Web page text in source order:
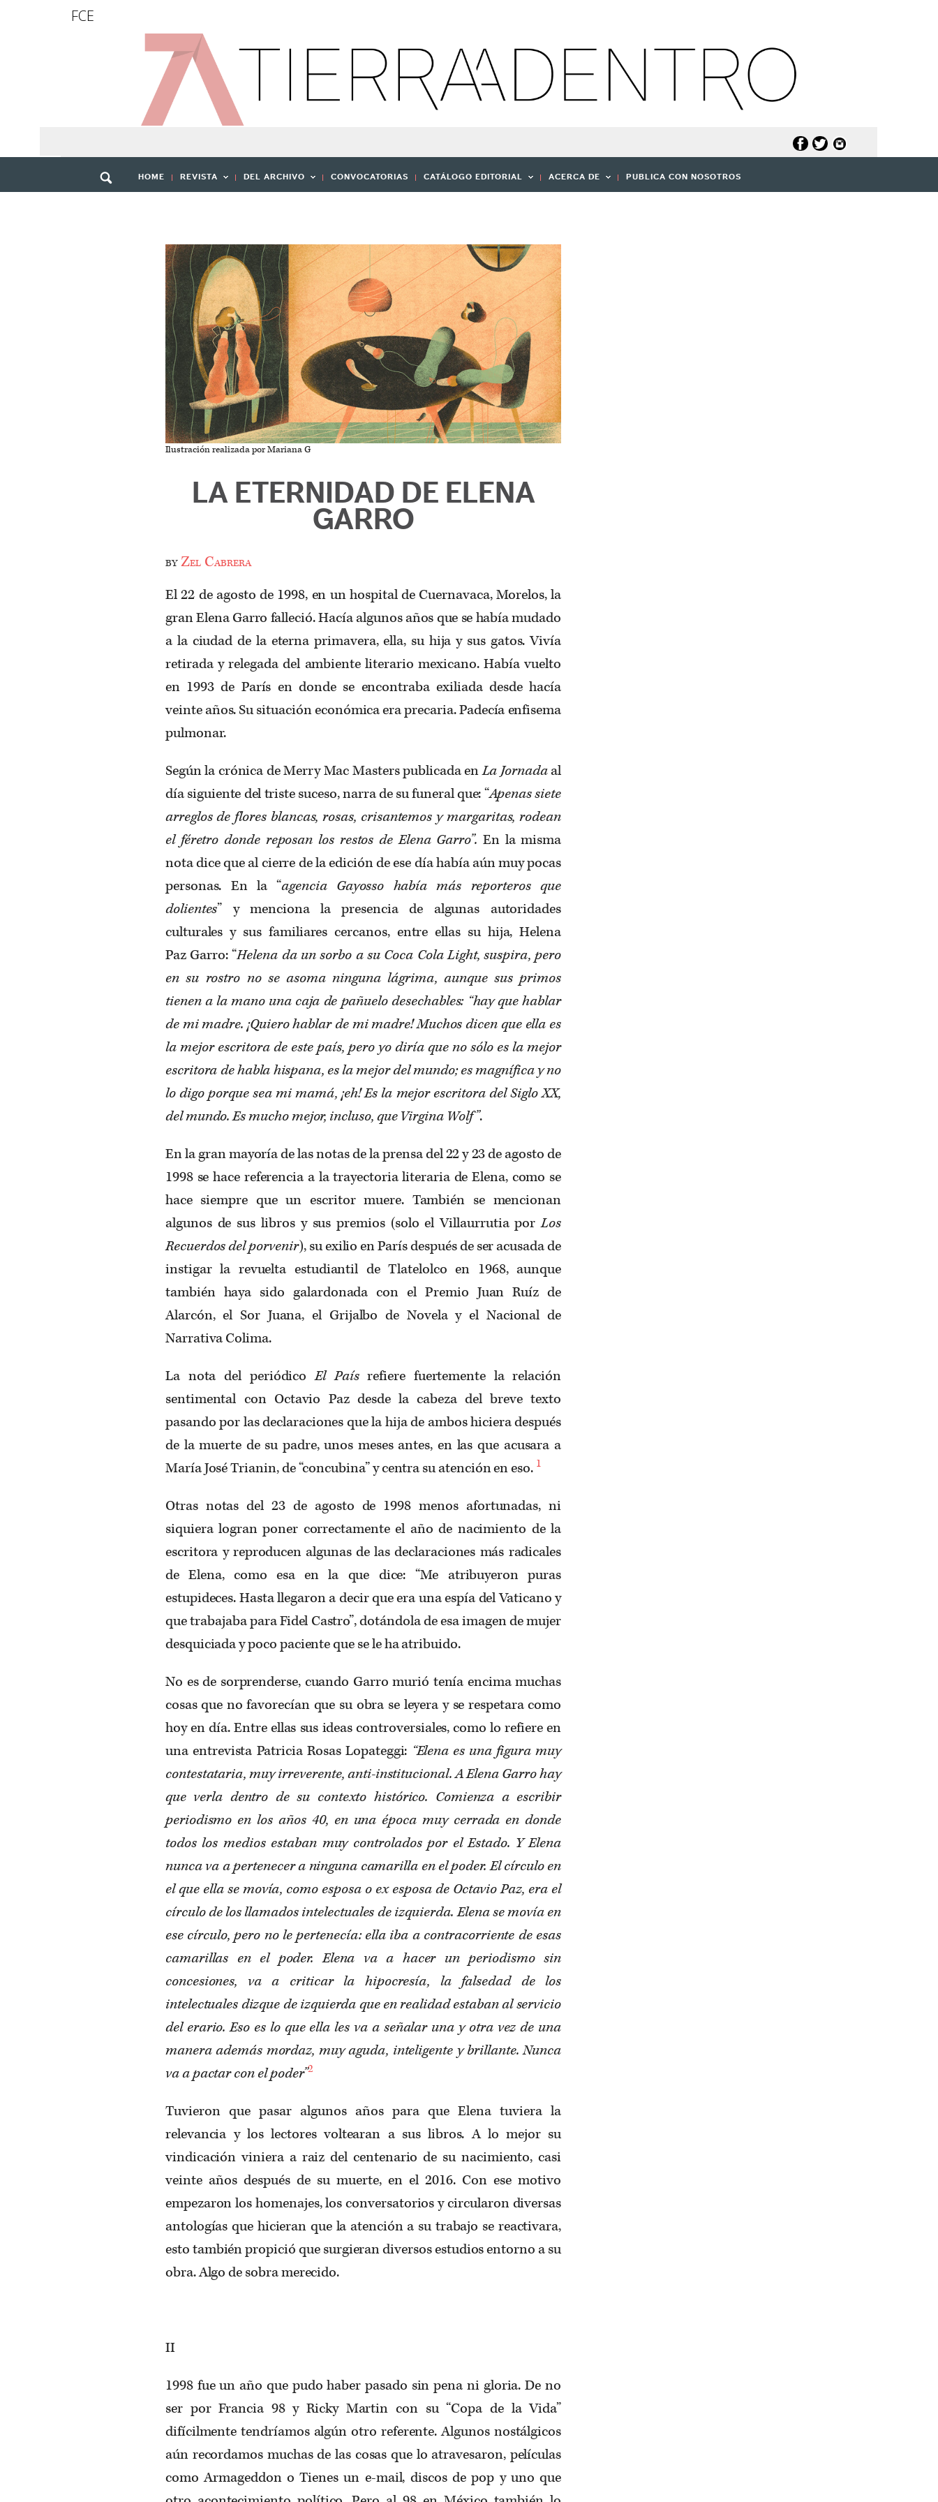
FCE
HOME REVISTA DEL ARCHIVO CONVOCATORIAS CATÁLOGO EDITORIAL ACERCA DE PUBLICA CON NOSOTROS
Ilustración realizada por Mariana G
LA ETERNIDAD DE ELENA
GARRO
byZel Cabrera
El 22 de agosto de 1998, en un hospital de Cuernavaca, Morelos, la
gran Elena Garro falleció. Hacía algunos años que se había mudado
a la ciudad de la eterna primavera, ella, su hija y sus gatos. Vivía
retirada y relegada del ambiente literario mexicano. Había vuelto
en 1993 de París en donde se encontraba exiliada desde hacía
veinte años. Su situación económica era precaria. Padecía enfisema
pulmonar.
Según la crónica de Merry Mac Masters publicada enLa Jornadaal
día siguiente del triste suceso, narra de su funeral que: “Apenassiete
arreglos de flores blancas, rosas, crisantemos y margaritas, rodean
el féretro donde reposan los restos de Elena Garro”. En la misma
nota dice que al cierre de la edición de ese día había aún muy pocas
personas. En la “agencia Gayosso había más reporteros que
dolientes” y menciona la presencia de algunas autoridades
culturales y sus familiares cercanos, entre ellas su hija, Helena
Paz Garro: “Helena da un sorbo a su Coca Cola Light, suspira, pero
en su rostro no se asoma ninguna lágrima, aunque sus primos
tienen a la mano una caja de pañuelo desechables: “hay que hablar
de mi madre. ¡Quiero hablar de mi madre! Muchos dicen que ella es
la mejor escritora de este país, pero yo diría que no sólo es la mejor
escritora de habla hispana, es la mejor del mundo; es magnífica y no
lo digo porque sea mi mamá, ¡eh! Es la mejor escritora del Siglo XX,
del mundo. Es mucho mejor, incluso, que Virgina Wolf”.
En la gran mayoría de las notas de la prensa del 22 y 23 de agosto de
1998 se hace referencia a la trayectoria literaria de Elena, como se
hace siempre que un escritor muere. También se mencionan
algunos de sus libros y sus premios (solo el Villaurrutia porLos
Recuerdos del porvenir), su exilio en París después de ser acusada de
instigar la revuelta estudiantil de Tlatelolco en 1968, aunque
también haya sido galardonada con el Premio Juan Ruíz de
Alarcón, el Sor Juana, el Grijalbo de Novela y el Nacional de
Narrativa Colima.
La nota del periódicoEl Paísrefiere fuertemente la relación
sentimental con Octavio Paz desde la cabeza del breve texto
pasando por las declaraciones que la hija de ambos hiciera después
de la muerte de su padre, unos meses antes, en las que acusara a
María José Trianin, de “concubina” y centra su atención en eso. 1
Otras notas del 23 de agosto de 1998 menos afortunadas, ni
siquiera logran poner correctamente el año de nacimiento de la
escritora y reproducen algunas de las declaraciones más radicales
de Elena, como esa en la que dice: “Me atribuyeron puras
estupideces. Hasta llegaron a decir que era una espía del Vaticano y
que trabajaba para Fidel Castro”, dotándola de esa imagen de mujer
desquiciada y poco paciente que se le ha atribuido.
No es de sorprenderse, cuando Garro murió tenía encima muchas
cosas que no favorecían que su obra se leyera y se respetara como
hoy en día. Entre ellas sus ideas controversiales, como lo refiere en
una entrevista Patricia Rosas Lopateggi: “Elena es una figura muy
contestataria, muy irreverente, anti-institucional. A Elena Garro hay
que verla dentro de su contexto histórico. Comienza a escribir
periodismo en los años 40, en una época muy cerrada en donde
todos los medios estaban muy controlados por el Estado. Y Elena
nunca va a pertenecer a ninguna camarilla en el poder. El círculo en
el que ella se movía, como esposa o ex esposa de Octavio Paz, era el
círculo de los llamados intelectuales de izquierda. Elena se movía en
ese círculo, pero no le pertenecía: ella iba a contracorriente de esas
camarillas en el poder. Elena va a hacer un periodismo sin
concesiones, va a criticar la hipocresía, la falsedad de los
intelectuales dizque de izquierda que en realidad estaban al servicio
del erario. Eso es lo que ella les va a señalar una y otra vez de una
manera además mordaz, muy aguda, inteligente y brillante. Nunca
va a pactar con el poder”2
Tuvieron que pasar algunos años para que Elena tuviera la
relevancia y los lectores voltearan a sus libros. A lo mejor su
vindicación viniera a raiz del centenario de su nacimiento, casi
veinte años después de su muerte, en el 2016. Con ese motivo
empezaron los homenajes, los conversatorios y circularon diversas
antologías que hicieran que la atención a su trabajo se reactivara,
esto también propició que surgieran diversos estudios entorno a su
obra. Algo de sobra merecido.
II
1998 fue un año que pudo haber pasado sin pena ni gloria. De no
ser por Francia 98 y Ricky Martin con su “Copa de la Vida”
difícilmente tendríamos algún otro referente. Algunos nostálgicos
aún recordamos muchas de las cosas que lo atravesaron, películas
como Armageddon o Tienes un e-mail, discos de pop y uno que